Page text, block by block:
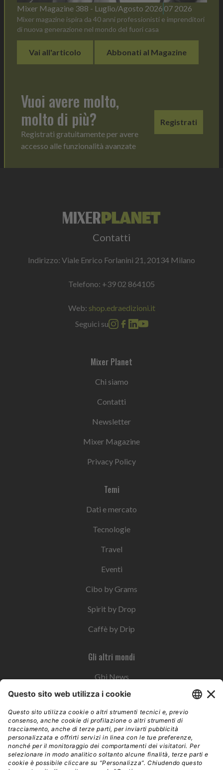
Mixer Magazine 388 - Luglio/Agosto 2026 07 2026
Mixer magazine ispira da 40 anni professionisti e imprenditori
di nuova generazione nel mondo del fuori casa
Vai all'articolo Abbonati al Magazine
Vuoi avere molto,
molto di più?
Registrati gratuitamente per avere
accesso alle funzionalità avanzate
Registrati
Contatti
Indirizzo: Viale Enrico Forlanini 21, 20134 Milano
Telefono: +39 02 864105
Web: shop.edraedizioni.it
Seguici su
Mixer Planet
Chi siamo
Contatti
Newsletter
Mixer Magazine
Privacy Policy
Temi
Dati e mercato
Tecnologie
Travel
Eventi
Cibo by Grams
Spirit by Drop
Caffè by Drip
Gli altri mondi
Gbi News
Instoremag
Esplora il gruppo
Edra Edizioni
Edizioni LSWR